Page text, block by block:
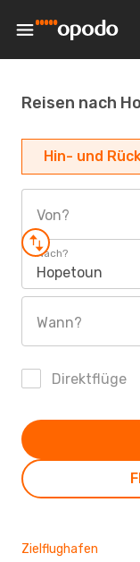
Reisen nach
Hin- und
Von?
Nach?
Hopetoun
Wann?
Direktflüge
Zielflughafen